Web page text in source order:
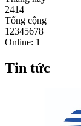
2414
Tổng cộng
12345678
Online: 1
Tin tức